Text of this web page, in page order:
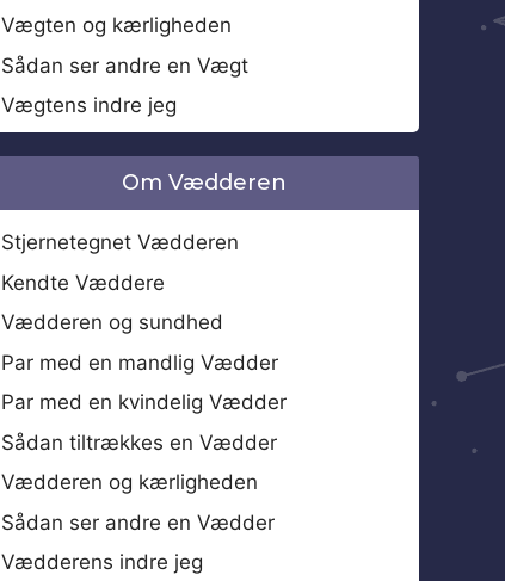
Vægten og kærligheden
Sådan ser andre en Vægt
Vægtens indre jeg
Om Vædderen
Stjernetegnet Vædderen
Kendte Væddere
Vædderen og sundhed
Par med en mandlig Vædder
Par med en kvindelig Vædder
Sådan tiltrækkes en Vædder
Vædderen og kærligheden
Sådan ser andre en Vædder
Vædderens indre jeg